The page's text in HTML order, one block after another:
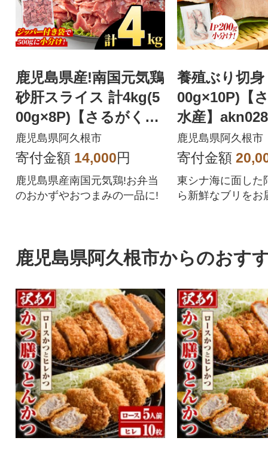
鹿児島県産!南国元気鶏
砂肝スライス 計4kg(5
00g×8P)【さるがく水
産】akn028-03
鹿児島県阿久根市
寄付金額 14,000円
鹿児島県産南国元気鶏!お弁当
のおかずやおつまみの一品に!
養殖ぶり切
00g×10P)【
水産】
鹿児島県阿久根市
寄付金額
東シナ海に面した
ら新鮮なブリをお
鹿児島県阿久根市からのおす